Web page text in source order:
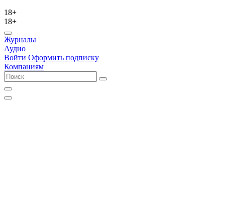
18+
18+
Журналы
Аудио
Войти Оформить подписку
Компаниям